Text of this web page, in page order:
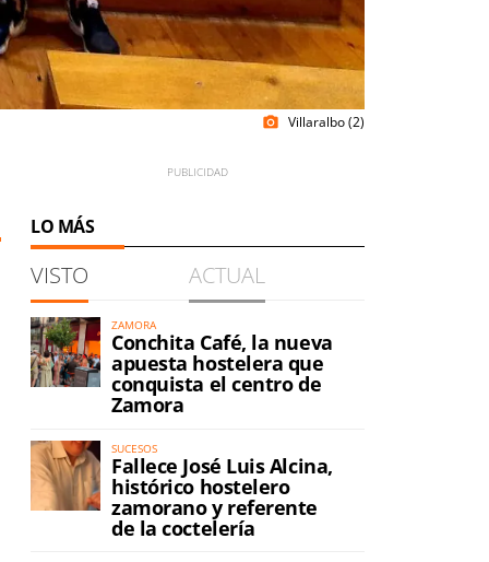
photo_camera Villaralbo (2)
LO MÁS
VISTO ACTUAL
ZAMORA
Conchita Café, la nueva
apuesta hostelera que
conquista el centro de
Zamora
SUCESOS
Fallece José Luis Alcina,
histórico hostelero
zamorano y referente
de la coctelería